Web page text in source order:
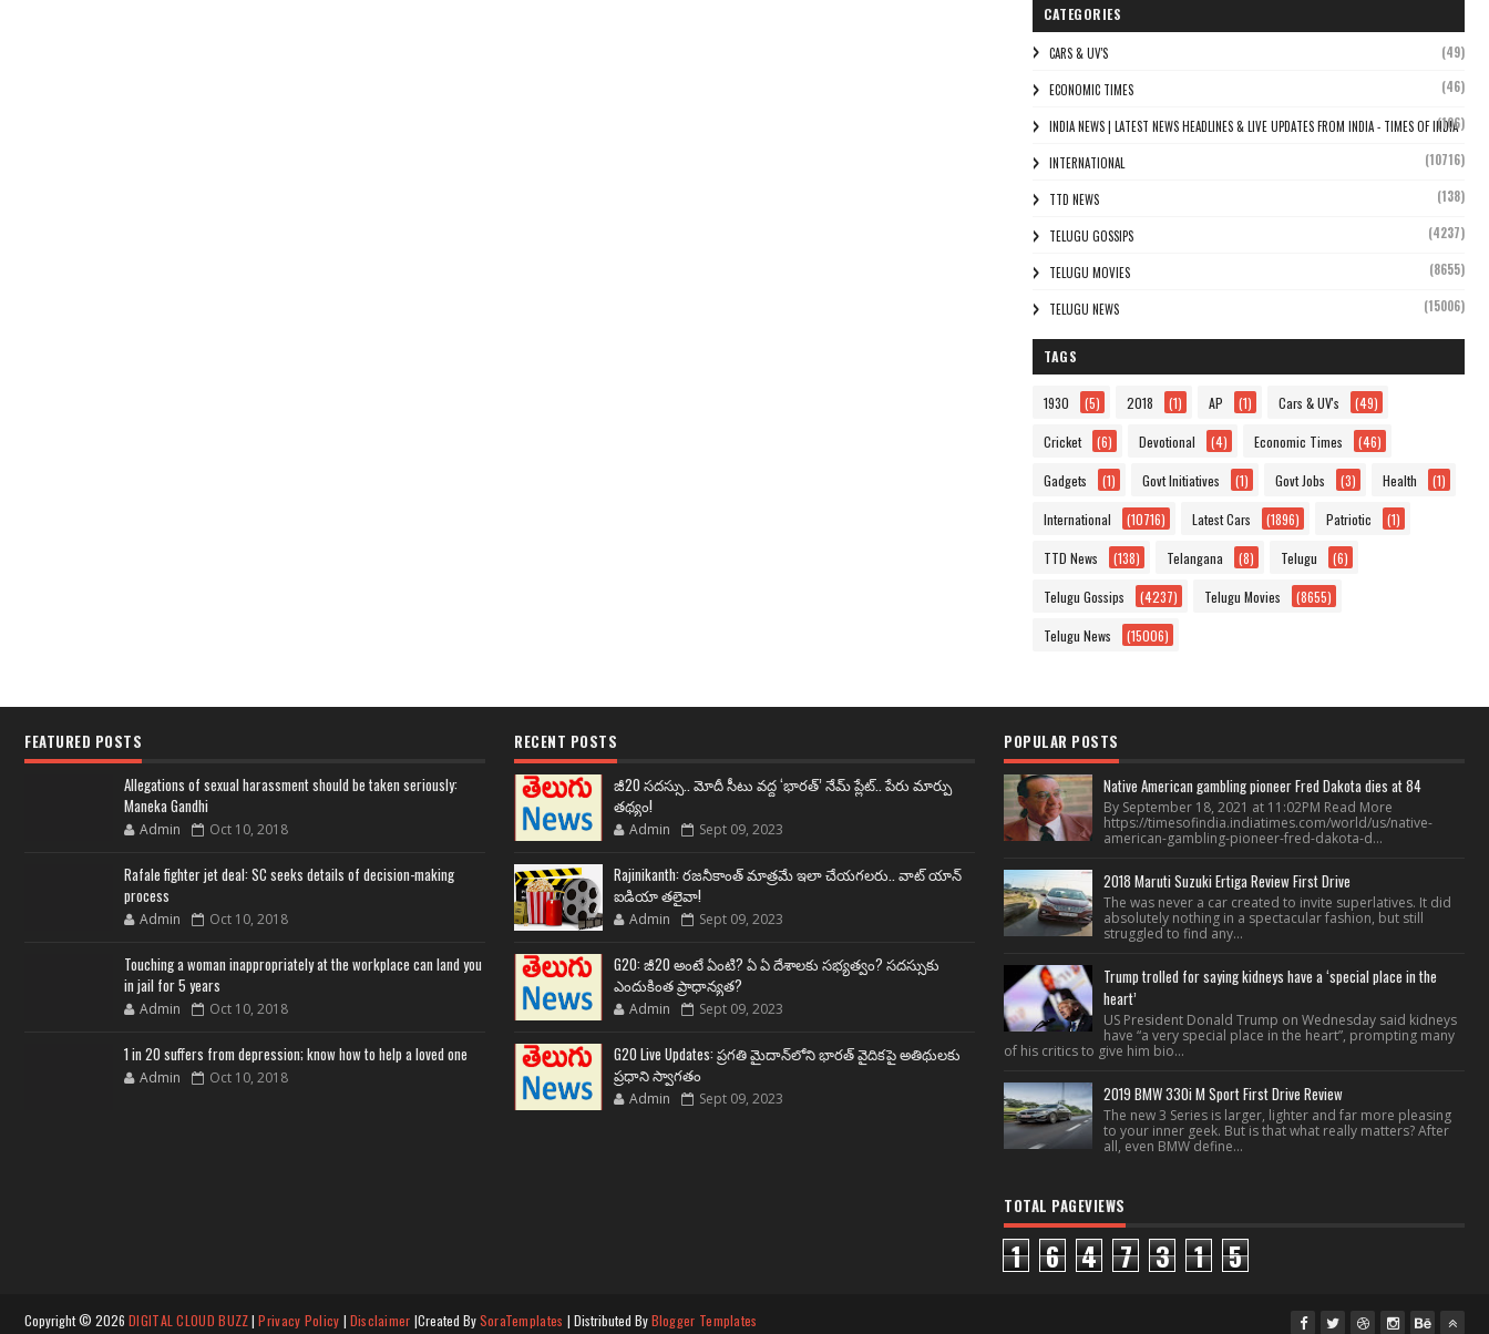
CATEGORIES
CARS & UV'S (49)
ECONOMIC TIMES (46)
INDIA NEWS | LATEST NEWS HEADLINES & LIVE UPDATES FROM INDIA - TIMES OF INDIA
(106)
INTERNATIONAL (10716)
TTD NEWS (138)
TELUGU GOSSIPS (4237)
TELUGU MOVIES (8655)
TELUGU NEWS (15006)
TAGS
1930 (5) 2018 (1) AP (1) Cars & UV's (49)
Cricket (6) Devotional (4) Economic Times (46)
Gadgets (1) Govt Initiatives (1) Govt Jobs (3) Health (1)
International (10716) Latest Cars (1896) Patriotic (1)
TTD News (138) Telangana (8) Telugu (6)
Telugu Gossips (4237) Telugu Movies (8655)
Telugu News (15006)
FEATURED POSTS
Allegations of sexual harassment should be taken seriously:
Maneka Gandhi
Admin Oct 10, 2018
Rafale fighter jet deal: SC seeks details of decision-making
process
Admin Oct 10, 2018
Touching a woman inappropriately at the workplace can land you
in jail for 5 years
Admin Oct 10, 2018
1 in 20 suffers from depression; know how to help a loved one
Admin Oct 10, 2018
RECENT POSTS
జీ20 సదస్సు.. మోదీ సీటు వద్ద ‘భారత్’ నేమ్ ప్లేట్‌.. పేరు మార్పు
తథ్యం!
Admin Sept 09, 2023
Rajinikanth: రజనీకాంత్ మాత్రమే ఇలా చేయగలరు.. వాట్ యాన్
ఐడియా తలైవా!
Admin Sept 09, 2023
G20: జీ20 అంటే ఏంటి? ఏ ఏ దేశాలకు సభ్యత్వం? సదస్సుకు
ఎందుకింత ప్రాధాన్యత?
Admin Sept 09, 2023
G20 Live Updates: ప్రగతి మైదాన్‌లోని భారత్ వైదికపై అతిథులకు
ప్రధాని స్వాగతం
Admin Sept 09, 2023
POPULAR POSTS
Native American gambling pioneer Fred Dakota dies at 84
By September 18, 2021 at 11:02PM Read More
https://timesofindia.indiatimes.com/world/us/native-
american-gambling-pioneer-fred-dakota-d...
2018 Maruti Suzuki Ertiga Review First Drive
The was never a car created to invite superlatives. It did
absolutely nothing in a spectacular fashion, but still
struggled to find any...
Trump trolled for saying kidneys have a ‘special place in the
heart’
US President Donald Trump on Wednesday said kidneys
have “a very special place in the heart”, prompting many
of his critics to give him bio...
2019 BMW 330i M Sport First Drive Review
The new 3 Series is larger, lighter and far more pleasing
to your inner geek. But is that what really matters? After
all, even BMW define...
TOTAL PAGEVIEWS
1 6 4 7 3 1 5
Copyright © 2026 DIGITAL CLOUD BUZZ|Privacy Policy | Disclaimer |Created BySoraTemplates | Distributed ByBlogger Templates